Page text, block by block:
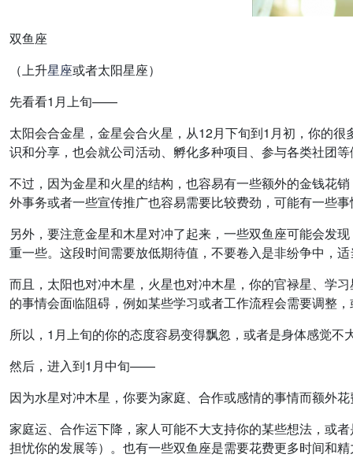
双鱼座
（上升星座或者太阳星座）
先看看1月上旬——
太阳会合金星，金星会合火星，从12月下旬到1月初，你的
识和分享，也会就公司活动、孵化多种项目、参与各类社团
不过，因为金星和火星的结构，也容易有一些额外的金钱花
外事务或者一些宣传推广也容易需要比较费劲，可能有一些
另外，要注意金星和木星对冲了起来，一些双鱼座可能会发
重一些。这段时间需要放低期待值，不要卷入是非纷争中，
而且，太阳也对冲木星，火星也对冲木星，你的官禄星、学
的事情会面临阻碍，例如某些学习或者工作流程会需要调整
所以，1月上旬的你的态度容易变得飘忽，或者是身体感觉
然后，进入到1月中旬——
因为水星对冲木星，你要为家庭、合作或感情的事情而额外
家庭运、合作运下降，家人可能不大支持你的某些想法，或
担忧你的发展等）。也有一些双鱼座是需要花费更多时间和